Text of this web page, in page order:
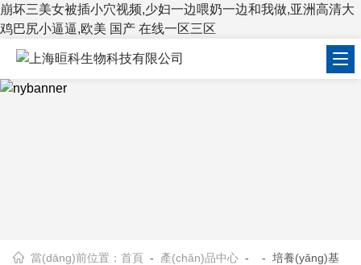
崩坏三美女被插小穴视频,少妇一边喂奶一边和我做,亚洲高清大
鸡巴尻小逼逼,欧美 国产 在线一区三区
當(dāng)前位置：首頁 - 產(chǎn)品中心 - - 培養(yǎng)基